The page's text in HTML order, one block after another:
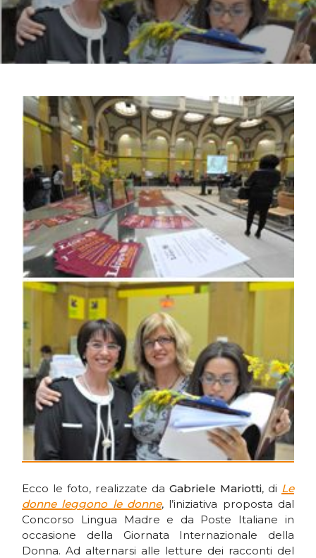
Ecco le foto, realizzate da Gabriele Mariotti, di Le
donne leggono le donne, l’iniziativa proposta dal
Concorso Lingua Madre e da Poste Italiane in
occasione della Giornata Internazionale della
Donna. Ad alternarsi alle letture dei racconti del